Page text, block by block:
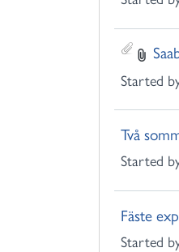
Started
Två
Started
Fäste
Started